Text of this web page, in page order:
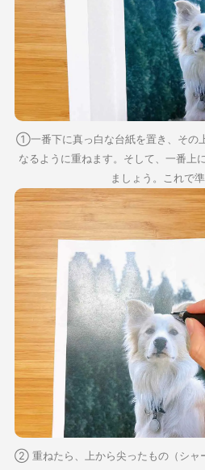
①一番下に真っ白な台紙を置き、その
なるように重ねます。そして、一番上
ましょう。これで準
② 重ねたら、上から尖ったもの（シャ